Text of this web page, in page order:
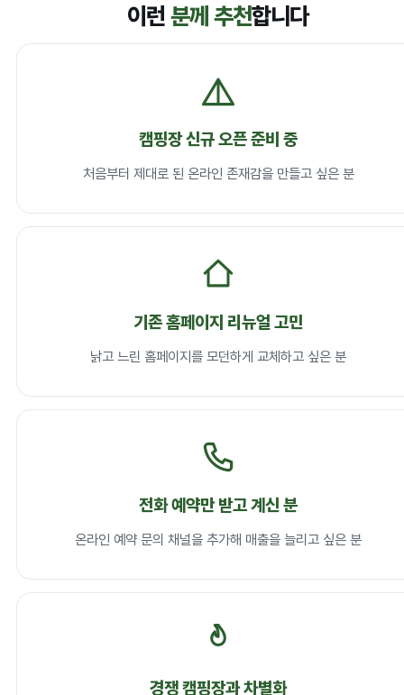
이런 분께 추천합니다
캠핑장 신규 오픈 준비 중
처음부터 제대로 된 온라인 존재감을 만들고 싶은 분
기존 홈페이지 리뉴얼 고민
낡고 느린 홈페이지를 모던하게 교체하고 싶은 분
전화 예약만 받고 계신 분
온라인 예약 문의 채널을 추가해 매출을 늘리고 싶은 분
경쟁 캠핑장과 차별화